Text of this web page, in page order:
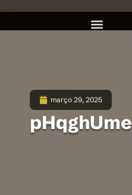
março 29, 2025
pHqghUme